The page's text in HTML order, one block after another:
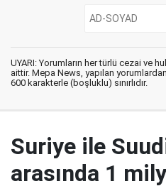
UYARI: Yorumların her türlü cezai ve
aittir. Mepa News, yapılan
600 karakterle (boşluklu) sınırlıdır.
Suriye ile
arasında 1